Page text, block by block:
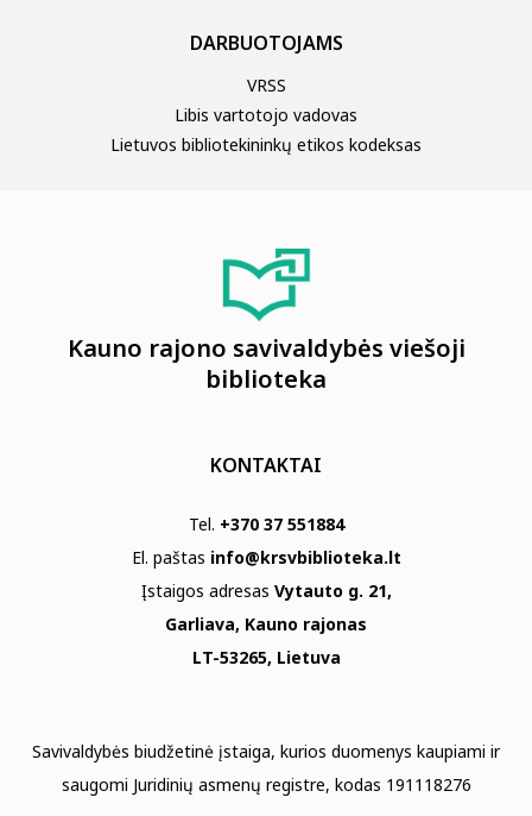
DARBUOTOJAMS
VRSS
Libis vartotojo vadovas
Lietuvos bibliotekininkų etikos kodeksas
Kauno rajono savivaldybės viešoji
biblioteka
KONTAKTAI
Tel. +370 37 551884
El. paštas info@krsvbiblioteka.lt
Įstaigos adresas Vytauto g. 21,
Garliava, Kauno rajonas
LT-53265, Lietuva
Savivaldybės biudžetinė įstaiga, kurios duomenys kaupiami ir
saugomi Juridinių asmenų registre, kodas 191118276